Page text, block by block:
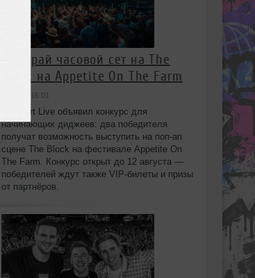
Выиграй часовой сет на The
Block на Appetite On The Farm
вчера в 16:01
Beatport Live объявил конкурс для
начинающих диджеев: два победителя
получат возможность выступить на поп‑ап
сцене The Block на фестивале Appetite On
The Farm. Конкурс открыт до 12 августа —
победителей ждут также VIP‑билеты и призы
от партнёров.